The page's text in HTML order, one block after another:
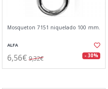
Mosqueton 7151 niquelado 100 mm.
ALFA
6,56€ 9,32€ - 30%